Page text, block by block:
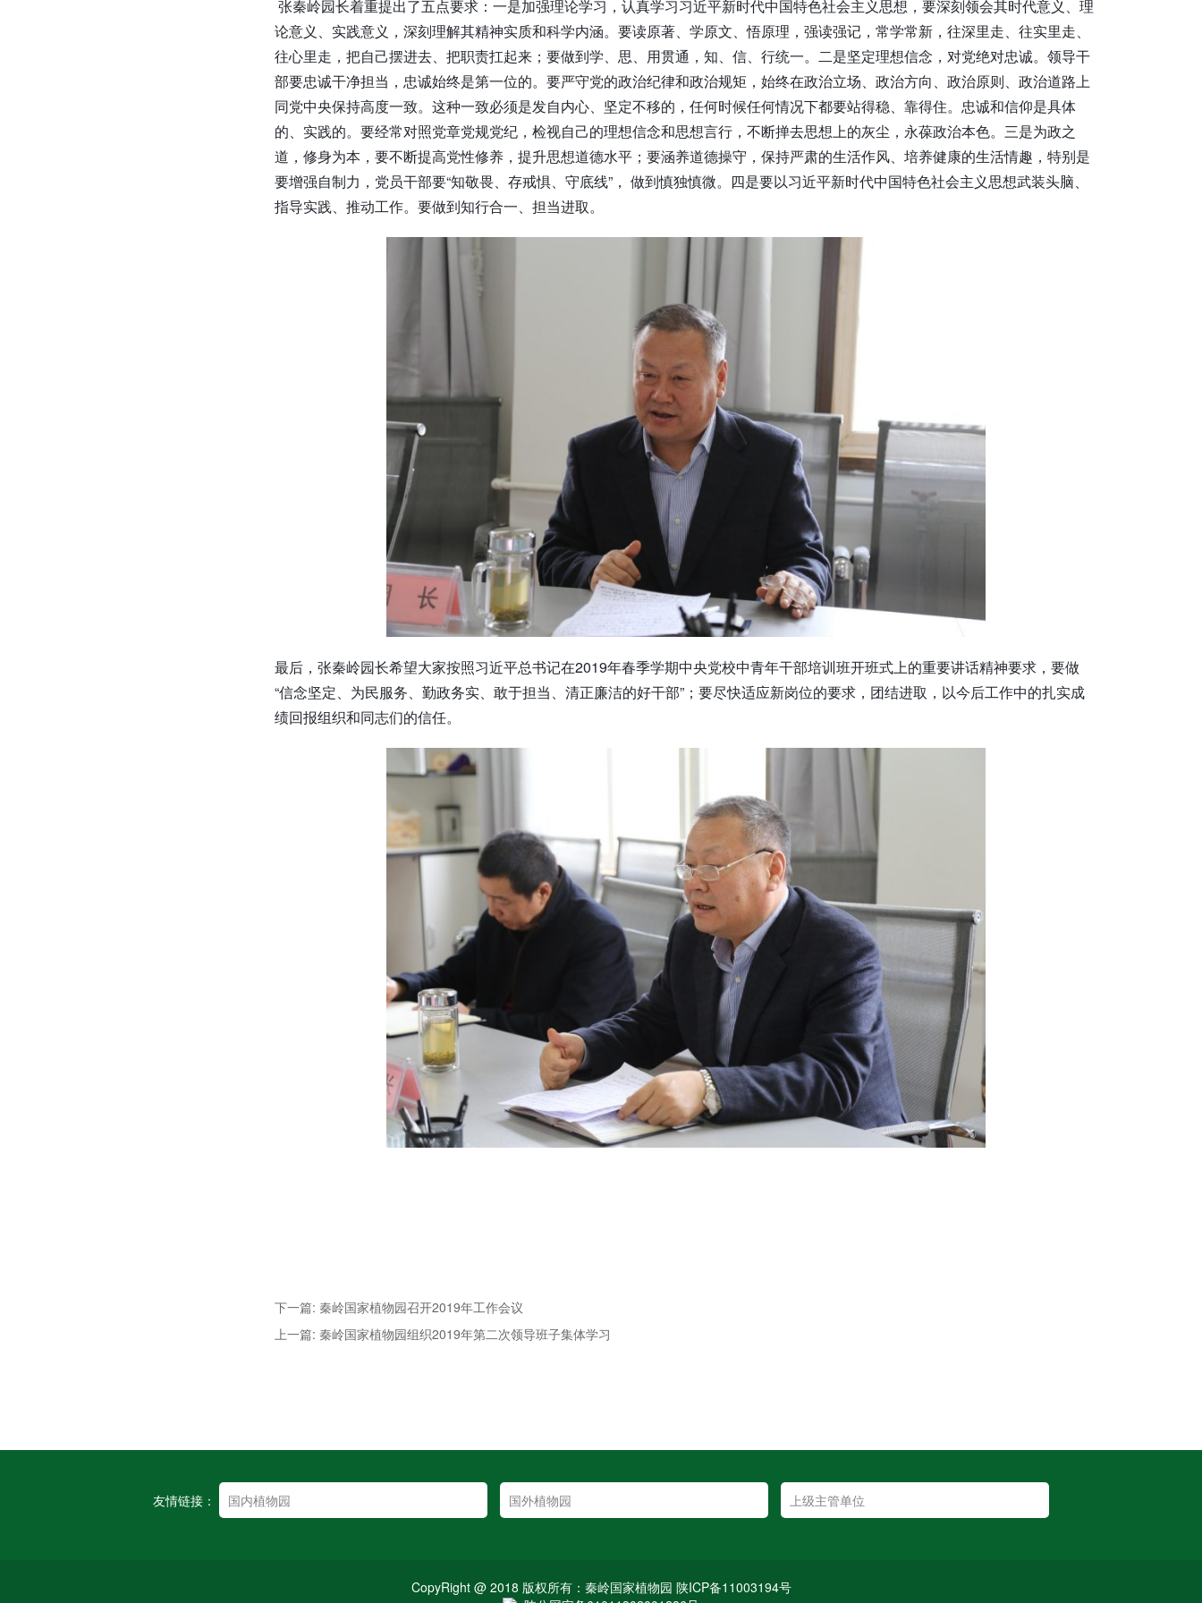
张秦岭园长着重提出了五点要求：一是加强理论学习，认真学习习近平新时代中国特色社会主义思想，要深刻领会其时代意义、理
论意义、实践意义，深刻理解其精神实质和科学内涵。要读原著、学原文、悟原理，强读强记，常学常新，往深里走、往实里走、
往心里走，把自己摆进去、把职责扛起来；要做到学、思、用贯通，知、信、行统一。二是坚定理想信念，对党绝对忠诚。领导干
部要忠诚干净担当，忠诚始终是第一位的。要严守党的政治纪律和政治规矩，始终在政治立场、政治方向、政治原则、政治道路上
同党中央保持高度一致。这种一致必须是发自内心、坚定不移的，任何时候任何情况下都要站得稳、靠得住。忠诚和信仰是具体
的、实践的。要经常对照党章党规党纪，检视自己的理想信念和思想言行，不断掸去思想上的灰尘，永葆政治本色。三是为政之
道，修身为本，要不断提高党性修养，提升思想道德水平；要涵养道德操守，保持严肃的生活作风、培养健康的生活情趣，特别是
要增强自制力，党员干部要“知敬畏、存戒惧、守底线”， 做到慎独慎微。四是要以习近平新时代中国特色社会主义思想武装头脑、
指导实践、推动工作。要做到知行合一、担当进取。
最后，张秦岭园长希望大家按照习近平总书记在2019年春季学期中央党校中青年干部培训班开班式上的重要讲话精神要求，要做
“信念坚定、为民服务、勤政务实、敢于担当、清正廉洁的好干部”；要尽快适应新岗位的要求，团结进取，以今后工作中的扎实成
绩回报组织和同志们的信任。
下一篇: 秦岭国家植物园召开2019年工作会议
上一篇: 秦岭国家植物园组织2019年第二次领导班子集体学习
友情链接：
CopyRight @ 2018 版权所有：秦岭国家植物园 陕ICP备11003194号